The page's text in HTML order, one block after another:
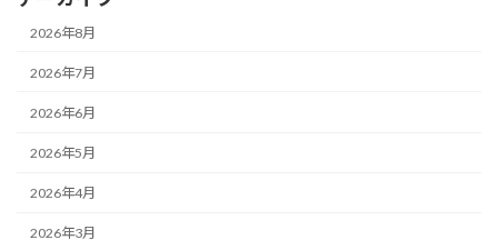
2026年8月
2026年7月
2026年6月
2026年5月
2026年4月
2026年3月